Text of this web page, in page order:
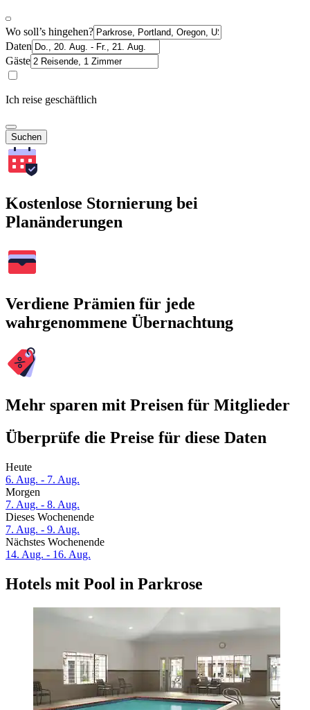
Wo soll’s hingehen?
Daten
Gäste
Ich reise geschäftlich
Suchen
Kostenlose Stornierung bei
Planänderungen
Verdiene Prämien für jede
wahrgenommene Übernachtung
Mehr sparen mit Preisen für Mitglieder
Überprüfe die Preise für diese Daten
Heute
6. Aug. - 7. Aug.
Morgen
7. Aug. - 8. Aug.
Dieses Wochenende
7. Aug. - 9. Aug.
Nächstes Wochenende
14. Aug. - 16. Aug.
Hotels mit Pool in Parkrose